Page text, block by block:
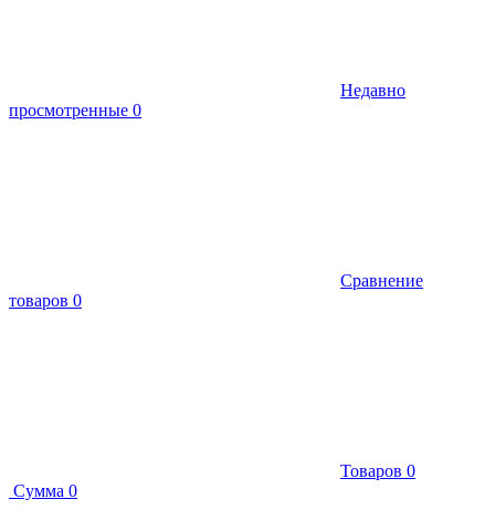
Недавно
просмотренные 0
Сравнение
товаров 0
Товаров 0
Сумма 0